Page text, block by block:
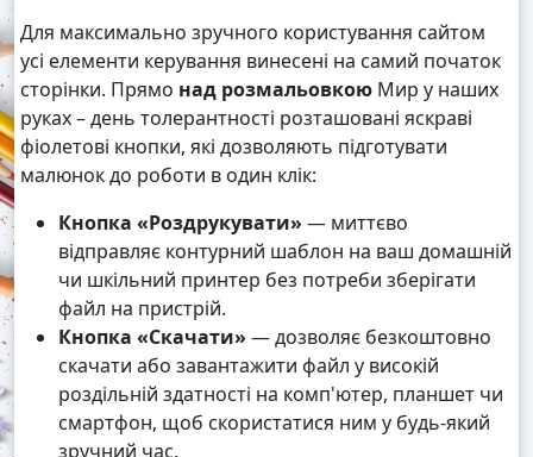
Для максимально зручного користування сайтом
усі елементи керування винесені на самий початок
сторінки. Прямо над розмальовкою Мир у наших
руках – день толерантності розташовані яскраві
фіолетові кнопки, які дозволяють підготувати
малюнок до роботи в один клік:
Кнопка «Роздрукувати» — миттєво
відправляє контурний шаблон на ваш домашній
чи шкільний принтер без потреби зберігати
файл на пристрій.
Кнопка «Скачати» — дозволяє безкоштовно
скачати або завантажити файл у високій
роздільній здатності на комп'ютер, планшет чи
смартфон, щоб скористатися ним у будь-який
зручний час.